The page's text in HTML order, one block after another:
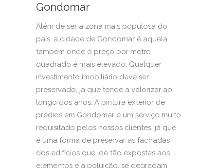
Gondomar
Além de ser a zona mais populosa do
país, a cidade de Gondomar é aquela
também onde o preço por metro
quadrado é mais elevado. Qualquer
investimento imobiliário deve ser
preservado, já que tende a valorizar ao
longo dos anos. A pintura exterior de
prédios em Gondomar é um serviço muito
requisitado pelos nossos clientes, já que
é uma forma de preservar as fachadas
dos edifícios que, de tão expostas aos
elementos e à poluição, se degradam